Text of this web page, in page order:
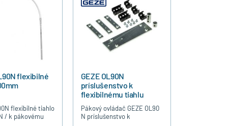
flexibilné
flexibilné tiahlo
/ k pákovému
GEZE OL90N
príslušenstvo k
flexibilnému tiahlu
Pákový ovládač GEZE OL90
N príslušenstvo k